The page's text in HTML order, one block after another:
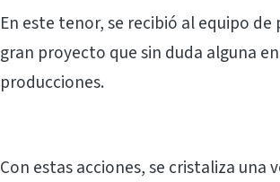
En este tenor, se recibió al equipo
gran proyecto que sin duda alguna
producciones.
Con estas acciones, se cristaliza